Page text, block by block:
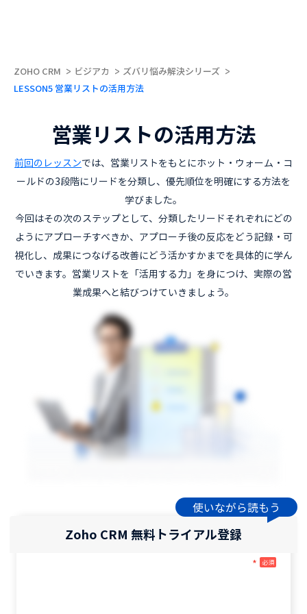
ZOHO CRM ビジアカ
ズバリ悩み解決シリーズ
LESSON5 営業リストの活用方法
営業リストの活用方法
前回のレッスンでは、営業リストをもとにホット・ウォーム・コ
ールドの3段階にリードを分類し、優先順位を明確にする方法を
学びました。
今回はその次のステップとして、分類したリードそれぞれにどの
ようにアプローチすべきか、アプローチ後の反応をどう記録・可
視化し、成果につなげる改善にどう活かすかまでを具体的に学ん
でいきます。営業リストを「活用する力」を身につけ、実際の営
業成果へと結びつけていきましょう。
Zoho CRM 無料トライアル登録
使いながら読もう
* 必須